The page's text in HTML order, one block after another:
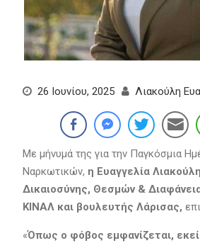
26 Ιουνίου, 2025 Λιακούλη
Με μήνυμά της για την Παγκόσμια
Ναρκωτικών, η Ευαγγελία
Δικαιοσύνης, Θεσμών &
ΚΙΝΑΛ και βουλευτής Λάρισας,
«Όπως ο φόβος εμφανίζεται,